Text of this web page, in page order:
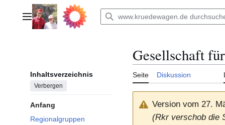
springenHauptmenü
Inhaltsverzeichnis
Verbergen
Anfang
Regionalgruppen
Gesellschaft
Seite Diskussion
Version vom 27.
(Rkr verschob die